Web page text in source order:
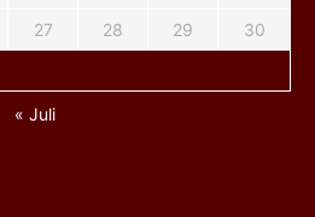
27 28 29
30
« Juli